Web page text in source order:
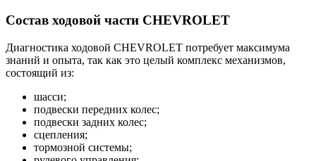
Состав ходовой части CHEVROLET
Диагностика ходовой CHEVROLET потребует максимума
знаний и опыта, так как это целый комплекс механизмов,
состоящий из:
шасси;
подвески передних колес;
подвески задних колес;
сцепления;
тормозной системы;